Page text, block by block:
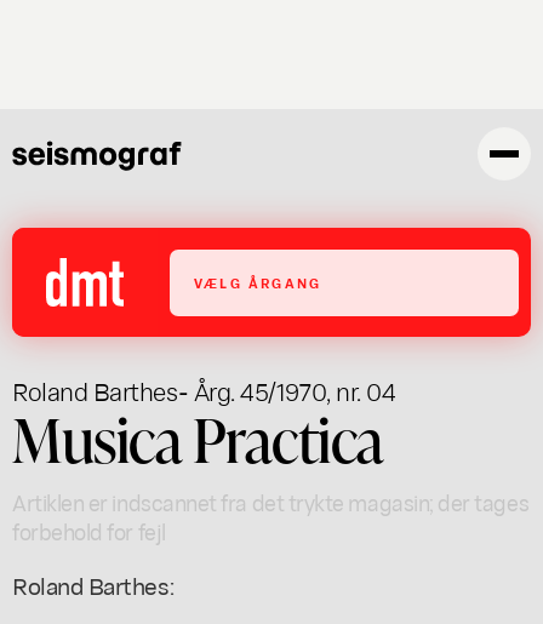
VÆLG ÅRGANG
Roland Barthes- Årg. 45/1970, nr. 04
Musica Practica
Artiklen er indscannet fra det trykte magasin; der tages
forbehold for fejl
Roland Barthes: